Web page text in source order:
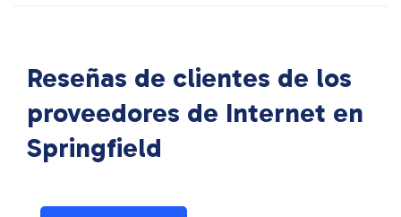
Reseñas de clientes de los
proveedores de Internet en
Springfield